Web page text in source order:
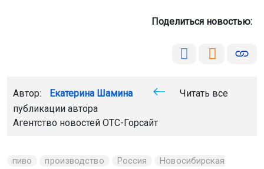
Поделиться новостью:
Автор: Екатерина Шамина
Читать все
публикации автора
Агентство новостей ОТС-Горсайт
пиво производство Россия Новосибирская